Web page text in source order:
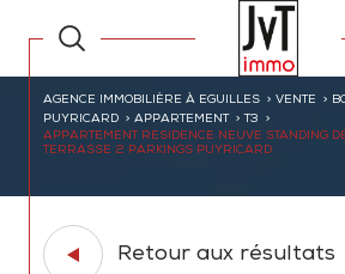
AGENCE IMMOBILIÈRE À EGUILLES VENTE
PUYRICARD
APPARTEMENT
T3
APPARTEMENT RESIDENCE NEUVE STANDING
TERRASSE 2 PARKINGS PUYRICARD
Retour aux résultats